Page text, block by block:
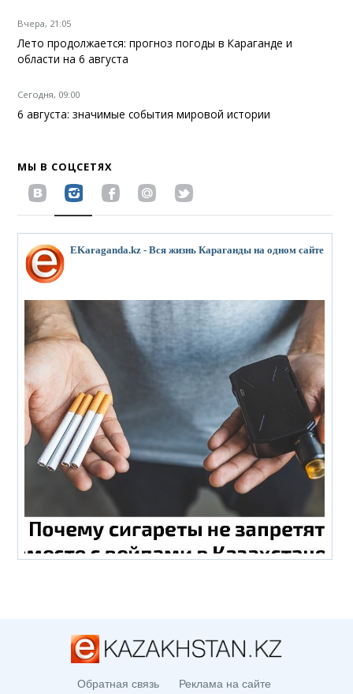
Вчера, 21:05
Лето продолжается: прогноз погоды в Караганде и
области на 6 августа
Сегодня, 09:00
6 августа: значимые события мировой истории
МЫ В СОЦСЕТЯХ
EKaraganda.kz - Вся жизнь Караганды на одном сайте
Обратная связь Реклама на сайте